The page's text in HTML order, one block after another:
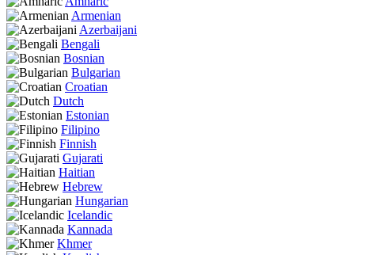
Armenian
Azerbaijani
Bengali
Bosnian
Bulgarian
Croatian
Dutch
Estonian
Filipino
Finnish
Gujarati
Haitian
Hebrew
Hungarian
Icelandic
Kannada
Khmer